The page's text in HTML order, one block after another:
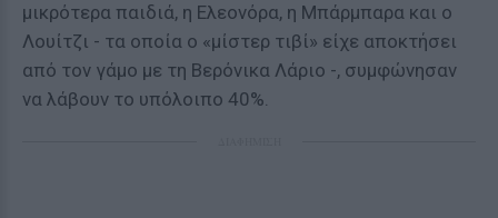
μικρότερα παιδιά, η Ελεονόρα, η Μπάρμπαρα και ο
Λουίτζι - τα οποία ο «μίστερ τιβί» είχε αποκτήσει
από τον γάμο με τη Βερόνικα Λάριο -, συμφώνησαν
να λάβουν το υπόλοιπο 40%.